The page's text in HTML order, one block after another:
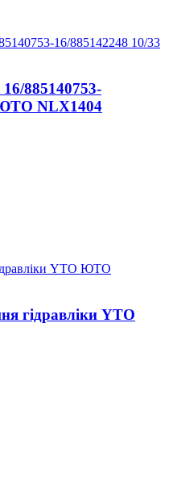
885140753-
ЮТО NLX1404
гідравліки YTO